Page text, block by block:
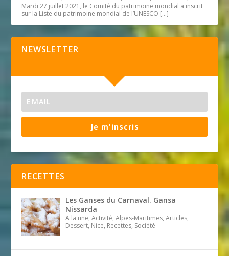
Mardi 27 juillet 2021, le Comité du patrimoine mondial a inscrit
sur la Liste du patrimoine mondial de l’UNESCO […]
NEWSLETTER
Je m'inscris
RECETTES
Les Ganses du Carnaval. Gansa
Nissarda
A la une, Activité, Alpes-Maritimes, Articles,
Dessert, Nice, Recettes, Société